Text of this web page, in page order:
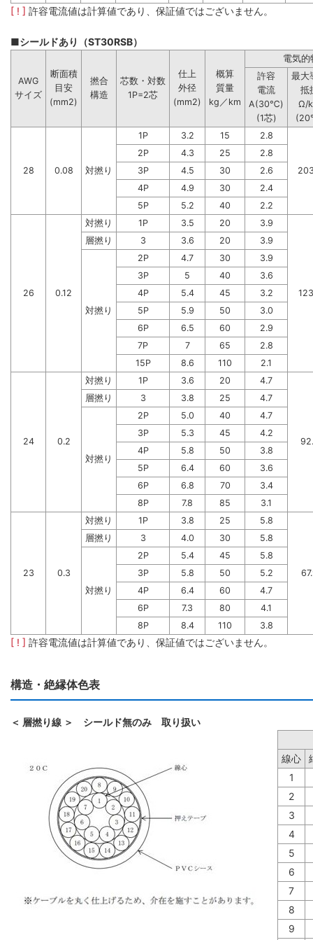
[ ! ] 許容電流値は計算値であり、保証値ではございません。
■シールドあり（ST30RSB）
AWG
サイズ
断面積
目安
(mm2)
撚合
構造
芯数・対数
1P=2芯
仕上
外径
(mm2)
概算
質量
kg／km
電気的
許容
電流
A(30℃)
(1芯)
最大
抵
Ω/
28 0.08 対撚り
1P 3.2 15 2.8
2P 4.3 25
2.8
3P
4.5 30
2.6
4P
4.9 30
2.4
5P
5.2 40 2.2
26 0.12
対撚り 1P 3.5 20 3.9
層撚り 3 3.6 20 3.9
対撚り
2P 4.7 30
3.9
3P
5 40
3.6
4P
5.4 45
3.2
5P
5.9 50
3.0
6P
6.5 60
2.9
7P
7 65
2.8
15P
8.6 110 2.1
24 0.2
対撚り 1P 3.6 20 4.7
層撚り 3 3.8 25 4.7
対撚り
2P 5.0 40
4.7
3P
5.3 45
4.2
4P
5.8 50
3.8
5P
6.4 60
3.6
6P
6.8 70
3.4
8P
7.8 85 3.1
23 0.3
対撚り 1P 3.8 25 5.8
層撚り 3 4.0 30 5.8
対撚り
2P 5.4 45
5.8
3P
5.8 50
5.2
4P
6.4 60
4.7
6P
7.3 80
4.1
8P
8.4 110 3.8
[ ! ] 許容電流値は計算値であり、保証値ではございません。
構造・絶縁体色表
＜ 層撚り線 ＞ シールド無のみ 取り扱い
線心
1
2
3
4
5
6
7
8
9